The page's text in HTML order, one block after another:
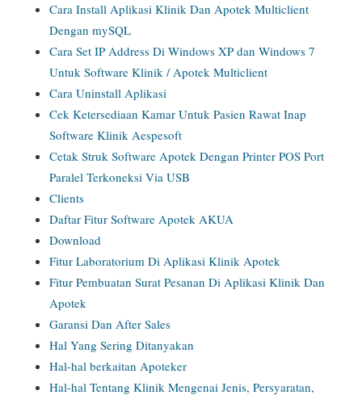
Cara Install Aplikasi Klinik Dan Apotek Multiclient
Dengan mySQL
Cara Set IP Address Di Windows XP dan Windows 7
Untuk Software Klinik / Apotek Multiclient
Cara Uninstall Aplikasi
Cek Ketersediaan Kamar Untuk Pasien Rawat Inap
Software Klinik Aespesoft
Cetak Struk Software Apotek Dengan Printer POS Port
Paralel Terkoneksi Via USB
Clients
Daftar Fitur Software Apotek AKUA
Download
Fitur Laboratorium Di Aplikasi Klinik Apotek
Fitur Pembuatan Surat Pesanan Di Aplikasi Klinik Dan
Apotek
Garansi Dan After Sales
Hal Yang Sering Ditanyakan
Hal-hal berkaitan Apoteker
Hal-hal Tentang Klinik Mengenai Jenis, Persyaratan,